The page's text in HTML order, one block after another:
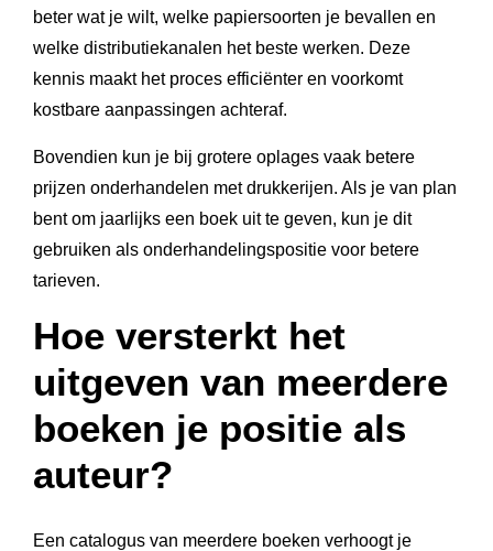
beter wat je wilt, welke papiersoorten je bevallen en
welke distributiekanalen het beste werken. Deze
kennis maakt het proces efficiënter en voorkomt
kostbare aanpassingen achteraf.
Bovendien kun je bij grotere oplages vaak betere
prijzen onderhandelen met drukkerijen. Als je van plan
bent om jaarlijks een boek uit te geven, kun je dit
gebruiken als onderhandelingspositie voor betere
tarieven.
Hoe versterkt het
uitgeven van meerdere
boeken je positie als
auteur?
Een catalogus van meerdere boeken verhoogt je